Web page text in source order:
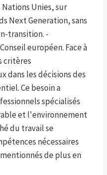
Nations Unies, sur
Next Generation, sans
transition. -
européen. Face à
critères
dans les décisions des
Ce besoin a
spécialisés
et l'environnement
du travail se
nécessaires
de plus en